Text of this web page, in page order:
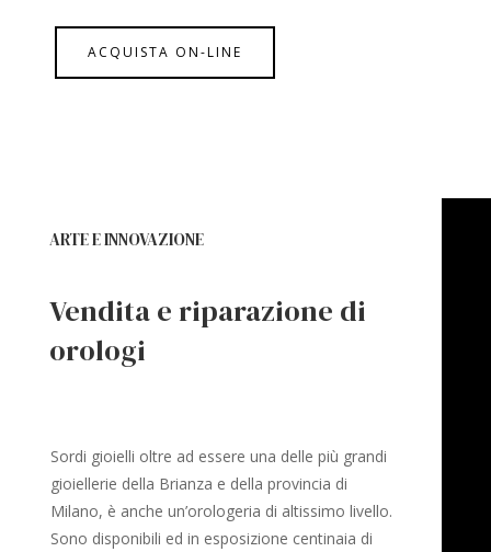
ACQUISTA ON-LINE
ARTE E INNOVAZIONE
Vendita e riparazione di
orologi
Sordi gioielli oltre ad essere una delle più grandi
gioiellerie della Brianza e della provincia di
Milano, è anche un’orologeria di altissimo livello.
Sono disponibili ed in esposizione centinaia di